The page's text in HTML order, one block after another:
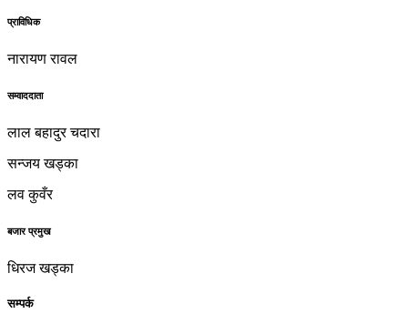
प्राविधिक
नारायण रावल
सम्वाददाता
लाल बहादुर चदारा
सन्जय खड्का
लव कुवँर
बजार प्रमुख
धिरज खड्का
सम्पर्क